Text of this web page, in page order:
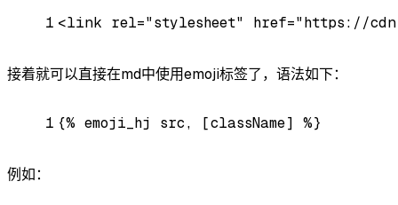
1 <link rel="stylesheet" href="https://
接着就可以直接在md中使用emoji标签了，语法如下：
1 {% emoji_hj src, [className] %}
例如：